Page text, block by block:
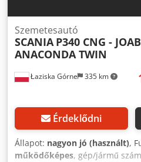
Łaziska Górne 335 km
Szemetesautó
SCANIA P340 CNG - JOAB
ANACONDA TWIN
Érdeklődni
Állapot: nagyon jó (használt),
működőképes, gép/jármű